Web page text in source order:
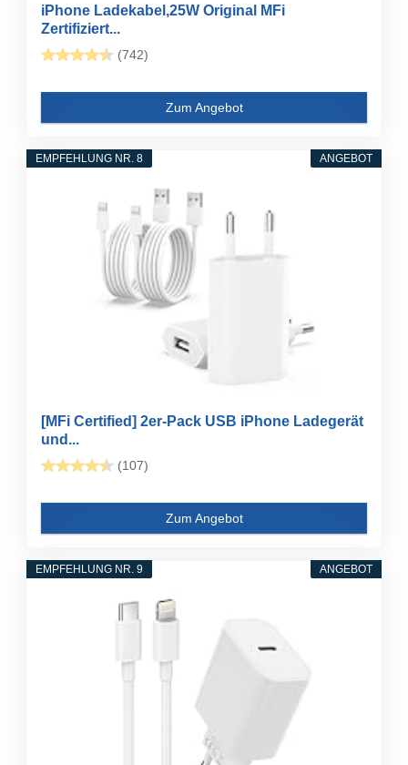
iPhone Ladekabel,25W Original MFi
Zertifiziert...
(742)
Zum Angebot
ANGEBOT
EMPFEHLUNG NR. 8
[MFi Certified] 2er-Pack USB iPhone Ladegerät
und...
(107)
Zum Angebot
ANGEBOT
EMPFEHLUNG NR. 9